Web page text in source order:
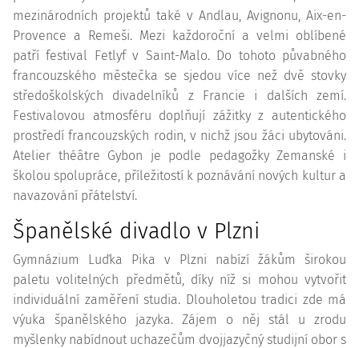
mezinárodních projektů také v Andlau, Avignonu, Aix-en-
Provence a Remeši. Mezi každoroční a velmi oblíbené
patří festival Fetlyf v Saint-Malo. Do tohoto půvabného
francouzského městečka se sjedou více než dvě stovky
středoškolských divadelníků z Francie i dalších zemí.
Festivalovou atmosféru doplňují zážitky z autentického
prostředí francouzských rodin, v nichž jsou žáci ubytováni.
Atelier théâtre Gybon je podle pedagožky Zemanské i
školou spolupráce, příležitostí k poznávání nových kultur a
navazování přátelství.
Španělské divadlo v Plzni
Gymnázium Luďka Pika v Plzni nabízí žákům širokou
paletu volitelných předmětů, díky níž si mohou vytvořit
individuální zaměření studia. Dlouholetou tradici zde má
výuka španělského jazyka. Zájem o něj stál u zrodu
myšlenky nabídnout uchazečům dvojjazyčný studijní obor s